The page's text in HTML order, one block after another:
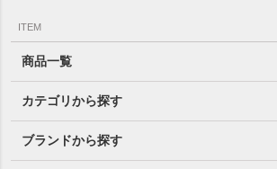
ITEM
商品一覧
カテゴリから探す
ブランドから探す